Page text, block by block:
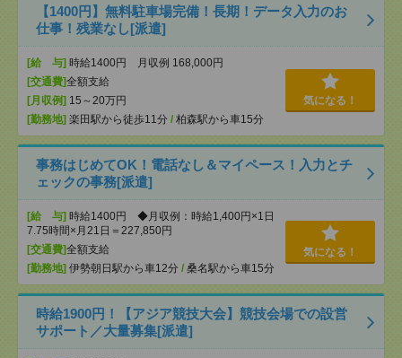
【1400円】無料駐車場完備！長期！データ入力のお
仕事！残業なし[派遣]
[給 与] 時給1400円 月収例 168,000円
[交通費]全額支給
[月収例] 15～20万円
[勤務地] 楽田駅から徒歩11分 / 柏森駅から車15分
気になる！
事務はじめてOK！電話なし＆マイペース！入力とチ
ェックの事務[派遣]
[給 与] 時給1400円 ◆月収例：時給1,400円×1日
7.75時間×月21日＝227,850円
[交通費]全額支給
[勤務地] 伊勢朝日駅から車12分 / 桑名駅から車15分
気になる！
時給1900円！【アジア競技大会】競技会場での設営
サポート／大量募集[派遣]